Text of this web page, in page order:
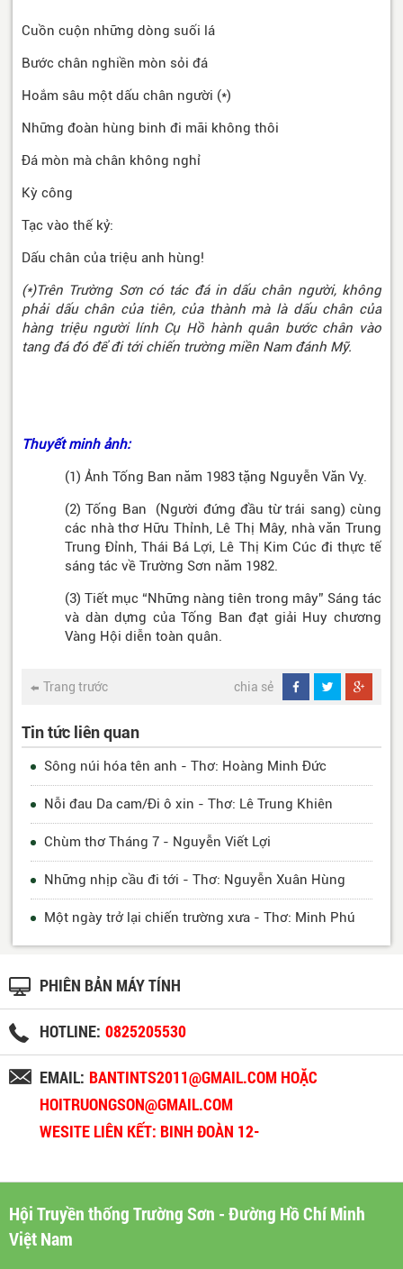
Cuồn cuộn những dòng suối lá
Bước chân nghiền mòn sỏi đá
Hoắm sâu một dấu chân người (*)
Những đoàn hùng binh đi mãi không thôi
Đá mòn mà chân không nghỉ
Kỳ công
Tạc vào thế kỷ:
Dấu chân của triệu anh hùng!
(*)Trên Trường Sơn có tác đá in dấu chân người, không
phải dấu chân của tiên, của thành mà là dấu chân của
hàng triệu người lính Cụ Hồ hành quân bước chân vào
tang đá đó để đi tới chiến trường miền Nam đánh Mỹ.
Thuyết minh ảnh:
(1) Ảnh Tống Ban năm 1983 tặng Nguyễn Văn Vỵ.
(2) Tống Ban (Người đứng đầu từ trái sang) cùng
các nhà thơ Hữu Thỉnh, Lê Thị Mây, nhà văn Trung
Trung Đỉnh, Thái Bá Lợi, Lê Thị Kim Cúc đi thực tế
sáng tác về Trường Sơn năm 1982.
(3) Tiết mục “Những nàng tiên trong mây” Sáng tác
và dàn dựng của Tống Ban đạt giải Huy chương
Vàng Hội diễn toàn quân.
Trang trước chia sẻ
Tin tức liên quan
Sông núi hóa tên anh - Thơ: Hoàng Minh Đức
Nỗi đau Da cam/Đi ô xin - Thơ: Lê Trung Khiên
Chùm thơ Tháng 7 - Nguyễn Viết Lợi
Những nhịp cầu đi tới - Thơ: Nguyễn Xuân Hùng
Một ngày trở lại chiến trường xưa - Thơ: Minh Phú
PHIÊN BẢN MÁY TÍNH
HOTLINE: 0825205530
EMAIL: BANTINTS2011@GMAIL.COM HOẶC
HOITRUONGSON@GMAIL.COM
WESITE LIÊN KẾT: BINH ĐOÀN 12-
Hội Truyền thống Trường Sơn - Đường Hồ Chí Minh
Việt Nam